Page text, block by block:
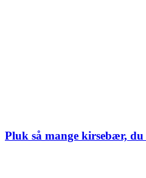
Pluk så mange kirsebær,